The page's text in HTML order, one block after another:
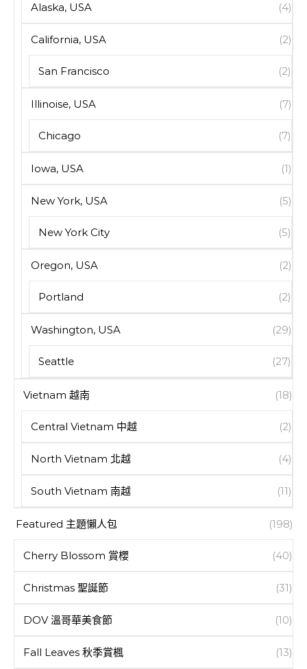
Alaska, USA (4)
California, USA (2)
San Francisco (2)
Illinoise, USA (7)
Chicago (7)
Iowa, USA (1)
New York, USA (5)
New York City (5)
Oregon, USA (2)
Portland (2)
Washington, USA (29)
Seattle (27)
Vietnam 越南 (18)
Central Vietnam 中越 (2)
North Vietnam 北越 (4)
South Vietnam 南越 (11)
Featured 主題懶人包 (198)
Cherry Blossom 賞櫻 (40)
Christmas 聖誕節 (31)
DOV 溫哥華美食節 (10)
Fall Leaves 秋季賞楓 (13)